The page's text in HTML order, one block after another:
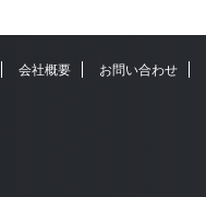
会社概要 お問い合わせ